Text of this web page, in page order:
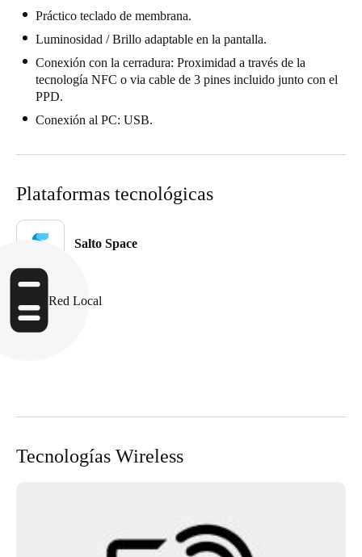
Práctico teclado de membrana.
Luminosidad / Brillo adaptable en la pantalla.
Conexión con la cerradura: Proximidad a través de la
tecnología NFC o via cable de 3 pines incluido junto con el
PPD.
Conexión al PC: USB.
Plataformas tecnológicas
Salto Space
Red Local
Tecnologías Wireless